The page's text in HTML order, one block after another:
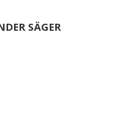
SÄGER